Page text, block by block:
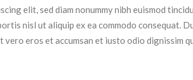
elit, sed diam nonummy nibh euismod
nisl ut aliquip ex ea commodo consequat.
eros et accumsan et iusto odio dignissim